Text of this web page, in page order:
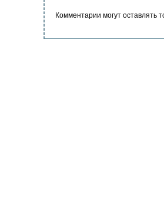
Комментарии могут оставлять